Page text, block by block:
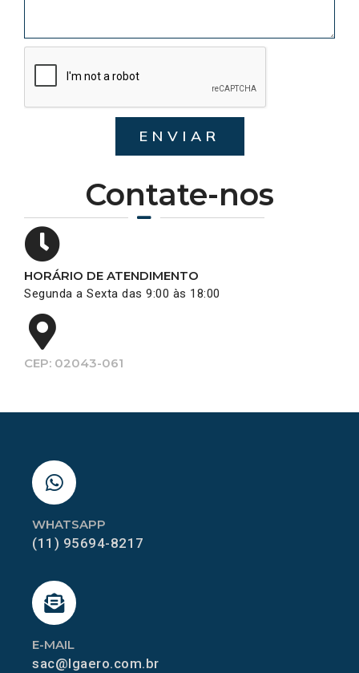
Contate-nos
HORÁRIO DE ATENDIMENTO
Segunda a Sexta das 9:00 às 18:00
CEP: 02043-061
ENVIAR
E-MAIL
sac@lgaero.com.br
WHATSAPP
(11) 95694-8217